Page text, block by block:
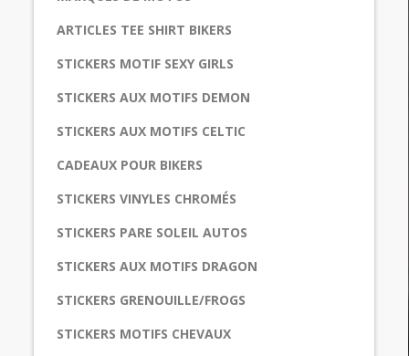
ARTICLES TEE SHIRT BIKERS
STICKERS MOTIF SEXY GIRLS
STICKERS AUX MOTIFS DEMON
STICKERS AUX MOTIFS CELTIC
CADEAUX POUR BIKERS
STICKERS VINYLES CHROMÉS
STICKERS PARE SOLEIL AUTOS
STICKERS AUX MOTIFS DRAGON
STICKERS GRENOUILLE/FROGS
STICKERS MOTIFS CHEVAUX